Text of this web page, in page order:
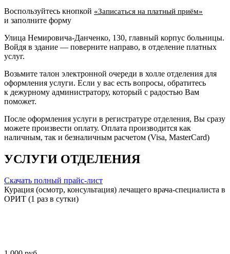
Воспользуйтесь кнопкой «Записаться на платный приём»
и заполните форму
Улица Немировича-Данченко, 130, главный корпус больницы.
Войдя в здание — поверните направо, в отделение платных
услуг.
Возьмите талон электронной очереди в холле отделения для
оформления услуги. Если у вас есть вопросы, обратитесь
к дежурному администратору, который с радостью Вам
поможет.
После оформления услуги в регистратуре отделения, Вы сразу
можете произвести оплату. Оплата производится как
наличным, так и безналичным расчетом (Visa, MasterCard)
УСЛУГИ ОТДЕЛЕНИЯ
Скачать полный прайс-лист
Курация (осмотр, консультация) лечащего врача-специалиста в
ОРИТ (1 раз в сутки)